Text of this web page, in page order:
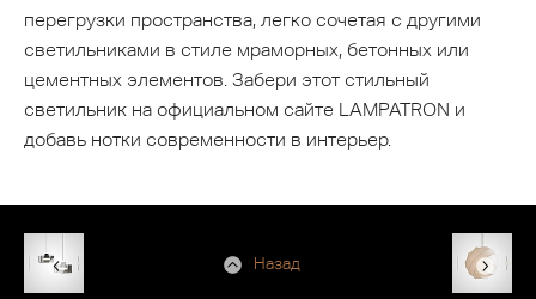
перегрузки пространства, легко сочетая с другими
светильниками в стиле мраморных, бетонных или
цементных элементов. Забери этот стильный
светильник на официальном сайте LAMPATRON и
добавь нотки современности в интерьер.
Назад